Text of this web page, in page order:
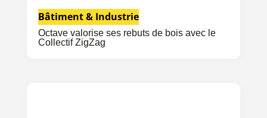
Octave valorise ses rebuts de bois avec le
Collectif ZigZag
Bâtiment & Industrie